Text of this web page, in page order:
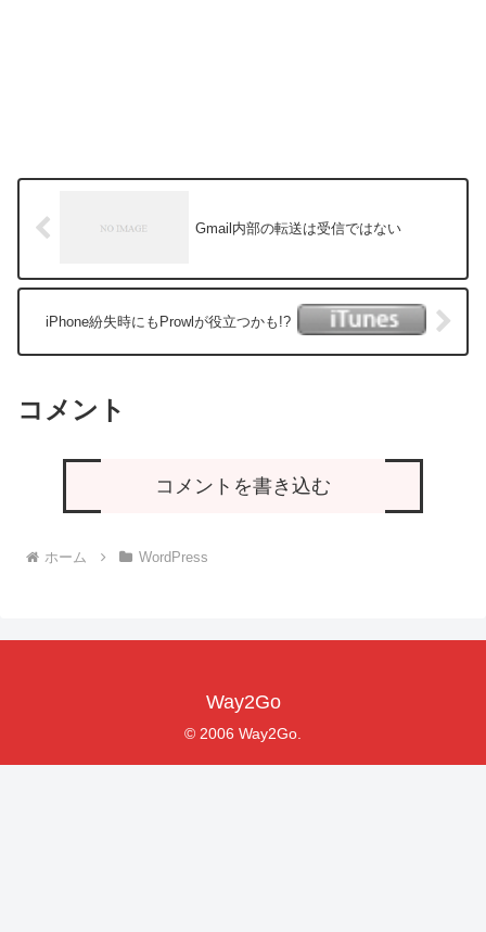
Gmail内部の転送は受信ではない
iPhone紛失時にもProwlが役立つかも!?
コメント
コメントを書き込む
ホーム WordPress
Way2Go
© 2006 Way2Go.